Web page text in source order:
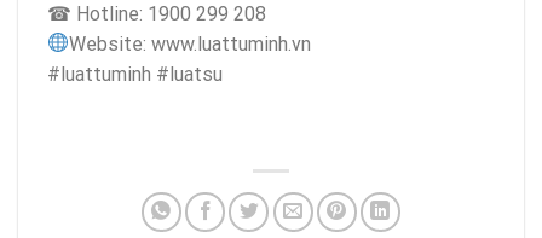
☎ Hotline: 1900 299 208
Website: www.luattuminh.vn
#luattuminh #luatsu